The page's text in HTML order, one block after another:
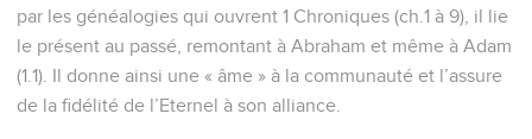
par les généalogies qui ouvrent 1 Chroniques (ch.1 à 9), il lie
le présent au passé, remontant à Abraham et même à Adam
(1.1). Il donne ainsi une « âme » à la communauté et l’assure
de la fidélité de l’Eternel à son alliance.